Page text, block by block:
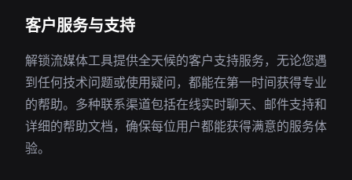
客户服务与支持
解锁流媒体工具提供全天候的客户支持服务，无论您遇
到任何技术问题或使用疑问，都能在第一时间获得专业
的帮助。多种联系渠道包括在线实时聊天、邮件支持和
详细的帮助文档，确保每位用户都能获得满意的服务体
验。